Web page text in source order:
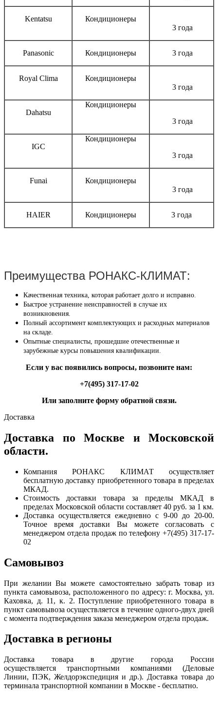
Kentatsu
Кондиционеры
3 года
Panasonic Кондиционеры 3 года
Royal Clima
Кондиционеры
3 года
Dahatsu
Кондиционеры
3 года
IGC
Кондиционеры
3 года
Funai
Кондиционеры
3 года
HAIER Кондиционеры 3 года
Преимущества РОНАКС-КЛИМАТ:
Качественная техника, которая работает долго и исправно.
Быстрое устранение неисправностей в случае их
возникновения.
Полный ассортимент комплектующих и расходных материалов
на складе.
Опытные специалисты, прошедшие отечественные и
зарубежные курсы повышения квалификации.
Если у вас появились вопросы, позвоните нам:
+7(495) 317-17-02
Или заполните форму обратной связи.
Доставка
Доставка по Москве и Московской
области.
Компания РОНАКС КЛИМАТ осуществляет
бесплатную доставку приобретенного товара в пределах
МКАД.
Стоимость доставки товара за пределы МКАД в
пределах Московской области составляет 40 руб. за 1 км.
Доставка осуществляется ежедневно с 9-00 до 20-00.
Точное время доставки Вы можете согласовать с
менеджером отдела продаж по телефону +7(495) 317-17-
02
Самовывоз
При желании Вы можете самостоятельно забрать товар из
пункта самовывоза, расположенного по адресу: г. Москва, ул.
Каховка, д. 11, к. 2. Поступление приобретенного товара в
пункт самовывоза осуществляется в течение одного-двух дней
с момента подтверждения заказа менеджером отдела продаж.
Доставка в регионы
Доставка товара в другие города России
осуществляется транспортными компаниями (Деловые
Линии, ПЭК, Желдорэкспедиция и др.). Доставка товара до
терминала транспортной компании в Москве - бесплатно.